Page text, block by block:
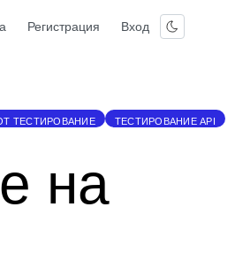
Регистрация Вход
ТЕСТИРОВАНИЕ ТЕСТИРОВАНИЕ API
на